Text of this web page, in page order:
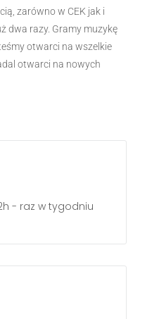
zarówno w CEK jak i
dwa razy. Gramy muzykę
otwarci na wszelkie
otwarci na nowych
- raz w tygodniu